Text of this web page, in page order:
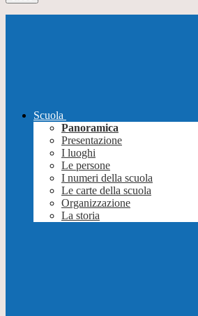
Scuola
Panoramica
Presentazione
I luoghi
Le persone
I numeri della scuola
Le carte della scuola
Organizzazione
La storia